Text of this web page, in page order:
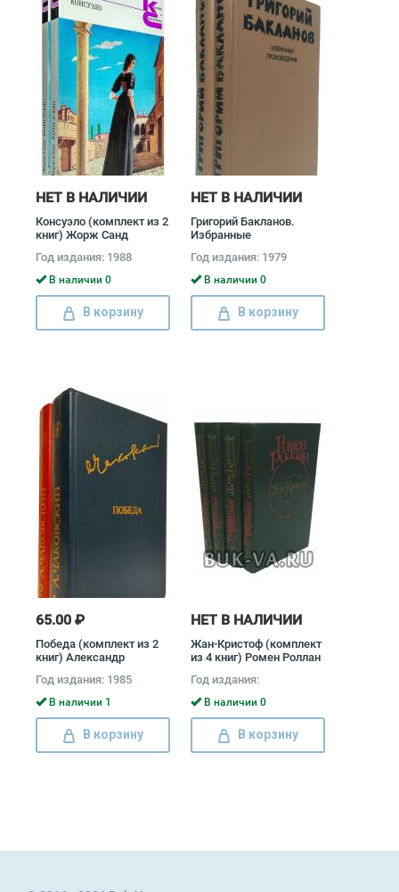
НЕТ В НАЛИЧИИ
Консуэло (комплект из 2
книг) Жорж Санд
Год издания: 1988
В наличии 0
В корзину
НЕТ В НАЛИЧИИ
Григорий Бакланов.
Избранные
из 2 книг) Григорий
Бакланов
Год издания: 1979
В наличии 0
В корзину
65.00 ₽
Победа (комплект из 2
книг) Александр
Год издания: 1985
В наличии 1
В корзину
НЕТ В НАЛИЧИИ
Жан-Кристоф (комплект
из 4 книг) Ромен Роллан
Год издания:
В наличии 0
В корзину